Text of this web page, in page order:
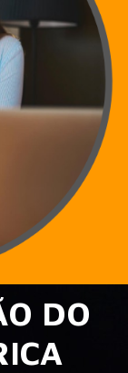
DO